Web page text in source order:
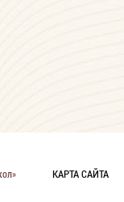
КАРТА САЙТА